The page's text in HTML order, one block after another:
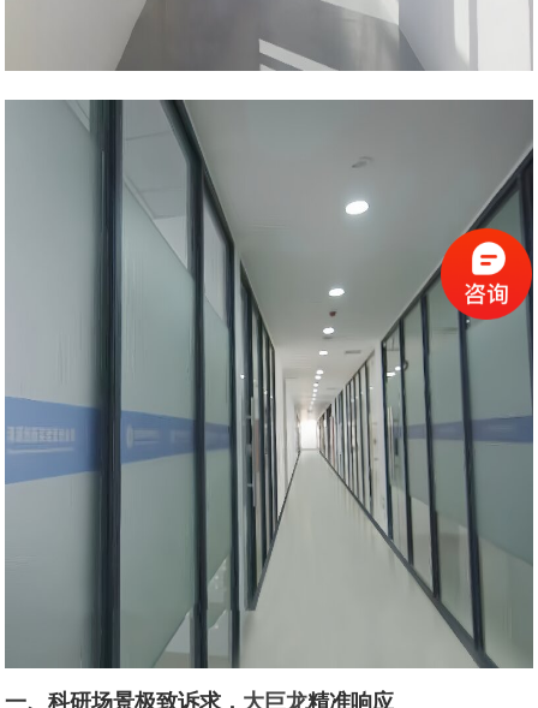
一、科研场景极致诉求， 大巨龙精准响应